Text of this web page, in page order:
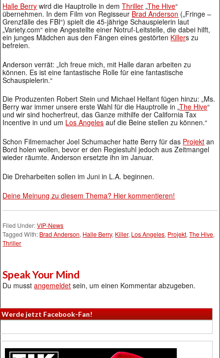
Halle Berry wird die Hauptrolle in demThriller „The Hive“
übernehmen. In dem Film von Regisseur Brad Anderson („Fringe –
Grenzfälle des FBI“) spielt die 45-jährige Schauspielerin laut
„Variety.com“ eine Angestellte einer Notruf-Leitstelle, die dabei hilft,
ein junges Mädchen aus den Fängen eines gestörten Killers zu
befreien.
Anderson verrät: „Ich freue mich, mit Halle daran arbeiten zu
können. Es ist eine fantastische Rolle für eine fantastische
Schauspielerin.“
Die Produzenten Robert Stein und Michael Helfant fügen hinzu: „Ms.
Berry war immer unsere erste Wahl für die Hauptrolle in „The Hive“
und wir sind hocherfreut, das Ganze mithilfe der California Tax
Incentive in und um Los Angeles auf die Beine stellen zu können.“
Schon Filmemacher Joel Schumacher hatte Berry für das Projekt an
Bord holen wollen, bevor er den Regiestuhl jedoch aus Zeitmangel
wieder räumte. Anderson ersetzte ihn im Januar.
Die Dreharbeiten sollen im Juni in L.A. beginnen.
Deine Meinung zu diesem Thema? Hier kommentieren!
Filed Under:VIP-News
Tagged With: Brad Anderson, Halle Berry, Killer, Los Angeles, Projekt,The Hive,
Thriller
Speak Your Mind
Du musstangemeldet sein, um einen Kommentar abzugeben.
Werde jetzt Facebook-Fan!